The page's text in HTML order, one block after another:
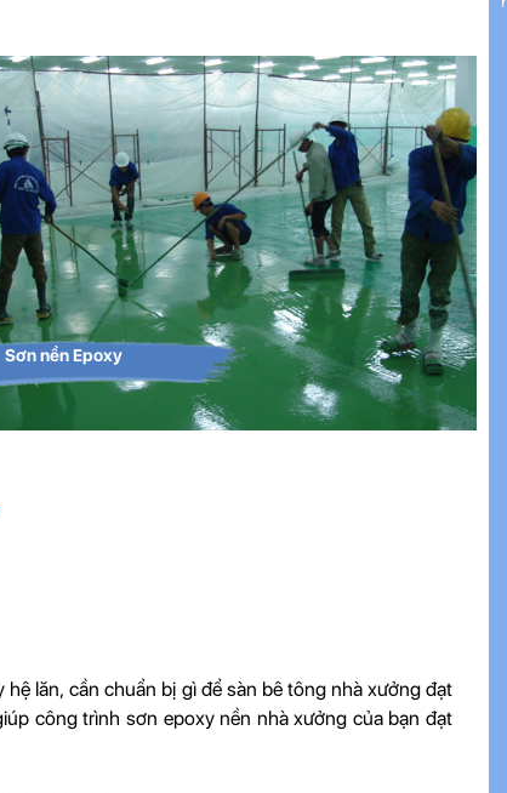
Sơn nền Epoxy
lăn, cần chuẩn bị gì để sàn bê tông nhà xưởng đạt
công trình sơn epoxy nền nhà xưởng của bạn đạt